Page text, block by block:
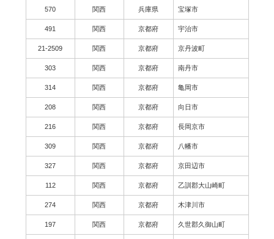
570 関西 兵庫県 宝塚市
491 関西 京都府 宇治市
21-2509 関西 京都府 京丹波町
303 関西 京都府 南丹市
314 関西 京都府 亀岡市
208 関西 京都府 向日市
216 関西 京都府 長岡京市
309 関西 京都府 八幡市
327 関西 京都府 京田辺市
112 関西 京都府 乙訓郡大山崎町
274 関西 京都府 木津川市
197 関西 京都府 久世郡久御山町